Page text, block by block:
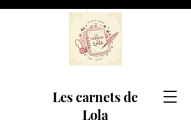
Les carnets de
Lola